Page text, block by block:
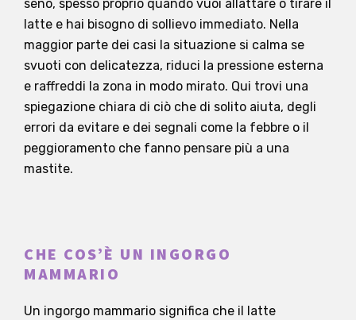
seno, spesso proprio quando vuoi allattare o tirare il
latte e hai bisogno di sollievo immediato. Nella
maggior parte dei casi la situazione si calma se
svuoti con delicatezza, riduci la pressione esterna
e raffreddi la zona in modo mirato. Qui trovi una
spiegazione chiara di ciò che di solito aiuta, degli
errori da evitare e dei segnali come la febbre o il
peggioramento che fanno pensare più a una
mastite.
CHE COS’È UN INGORGO
MAMMARIO
Un ingorgo mammario significa che il latte